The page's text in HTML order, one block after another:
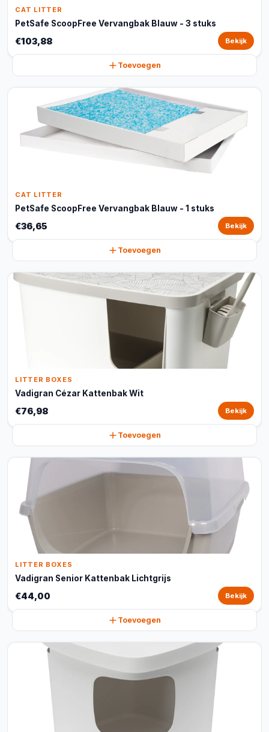
CAT LITTER
PetSafe ScoopFree Vervangbak Blauw - 3 stuks
€103,88 Bekijk
Toevoegen
CAT LITTER
PetSafe ScoopFree Vervangbak Blauw - 1 stuks
€36,65 Bekijk
Toevoegen
LITTER BOXES
Vadigran Cézar Kattenbak Wit
€76,98 Bekijk
Toevoegen
LITTER BOXES
Vadigran Senior Kattenbak Lichtgrijs
€44,00 Bekijk
Toevoegen